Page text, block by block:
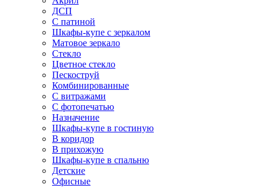
ДСП
С патиной
Шкафы-купе с зеркалом
Матовое зеркало
Стекло
Цветное стекло
Пескоструй
Комбинированные
С витражами
С фотопечатью
Назначение
Шкафы-купе в гостиную
В коридор
В прихожую
Шкафы-купе в спальню
Детские
Офисные